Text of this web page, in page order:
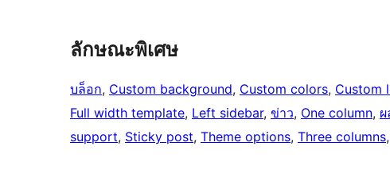
ลักษณะพิเศษ
บล็อก, Custom background, Custom colors, Custom
Full width template, Left sidebar, ข่าว, One column,
support, Sticky post, Theme options, Three columns,